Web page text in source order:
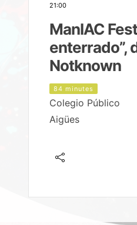
21:00
ManIAC
enterrado”,
Notknown
84 minutes
Colegio Público
Aigües